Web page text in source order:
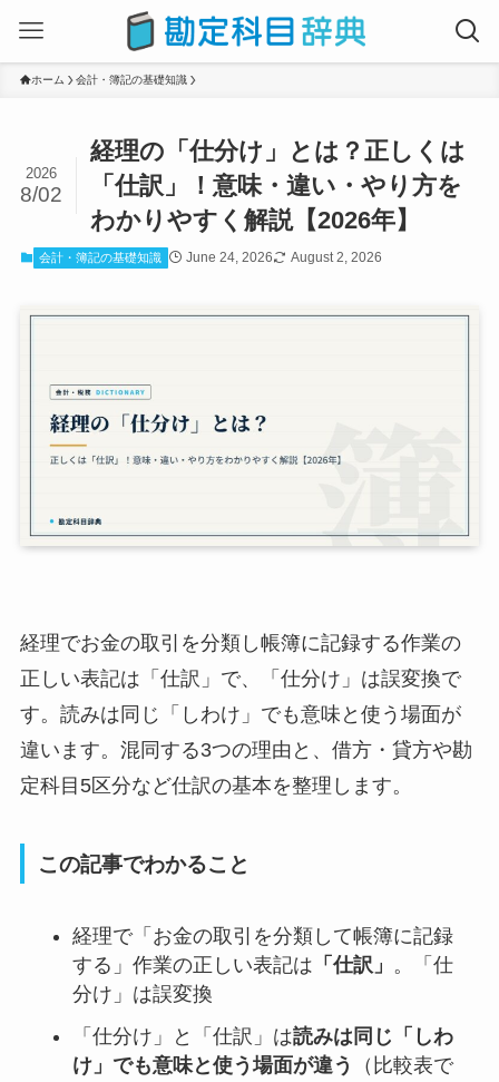
ホーム 会計・簿記の基礎知識
経理の「仕分け」とは？正しくは
「仕訳」！意味・違い・やり方を
わかりやすく解説【2026年】
2026
8/02
会計・簿記の基礎知識 June 24, 2026 August 2, 2026
経理でお金の取引を分類し帳簿に記録する作業の
正しい表記は「仕訳」で、「仕分け」は誤変換で
す。読みは同じ「しわけ」でも意味と使う場面が
違います。混同する3つの理由と、借方・貸方や勘
定科目5区分など仕訳の基本を整理します。
この記事でわかること
経理で「お金の取引を分類して帳簿に記録
する」作業の正しい表記は 「仕訳」 。「仕
分け」は誤変換
「仕分け」と「仕訳」は読みは同じ「しわ
け」でも意味と使う場面が違う
（比較表で